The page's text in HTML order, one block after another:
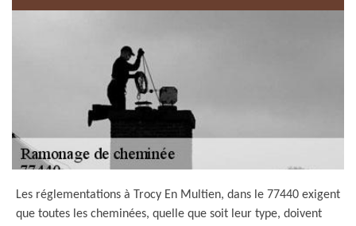
Les réglementations à Trocy En Multien, dans le 77440 exigent
que toutes les cheminées, quelle que soit leur type, doivent